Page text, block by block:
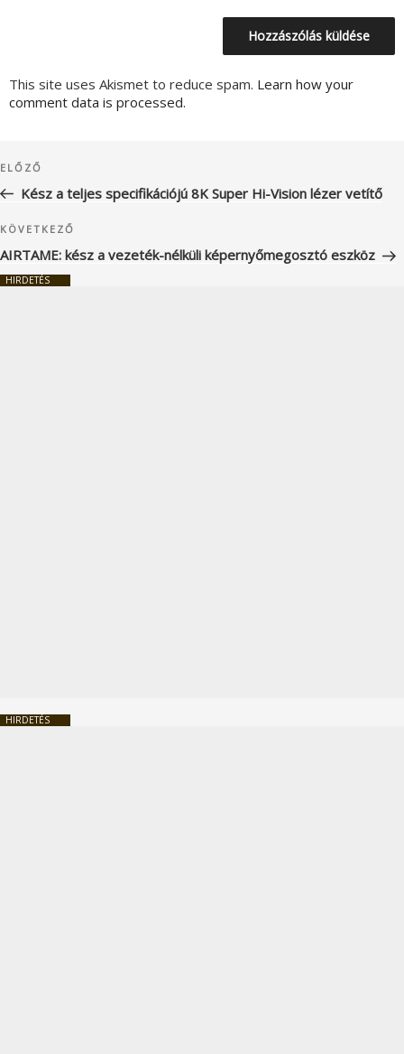
This site uses Akismet to reduce spam. Learn how your
comment data is processed.
navigáció
Korábbi
bejegyzés
ELŐZŐ
Kész a teljes specifikációjú 8K Super Hi-Vision lézer vetítő
Következő
bejegyzés
KÖVETKEZŐ
AIRTAME: kész a vezeték-nélküli képernyőmegosztó eszköz
HIRDETÉS
HIRDETÉS